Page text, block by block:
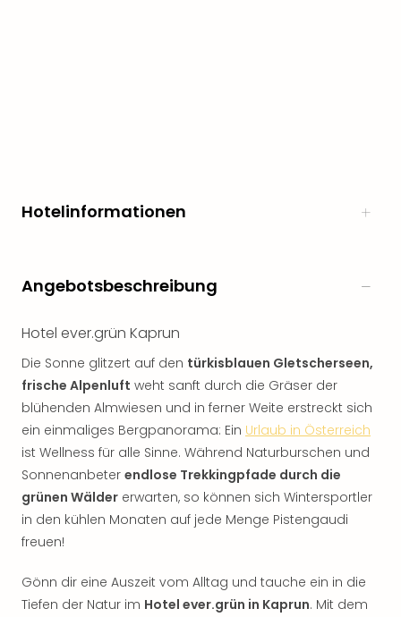
Hotelinformationen
Angebotsbeschreibung
Hotel ever.grün Kaprun
Die Sonne glitzert auf den türkisblauen Gletscherseen,
frische Alpenluft weht sanft durch die Gräser der
blühenden Almwiesen und in ferner Weite erstreckt sich
ein einmaliges Bergpanorama: Ein Urlaub in Österreich
ist Wellness für alle Sinne. Während Naturburschen und
Sonnenanbeter endlose Trekkingpfade durch die
grünen Wälder erwarten, so können sich Wintersportler
in den kühlen Monaten auf jede Menge Pistengaudi
freuen!
Gönn dir eine Auszeit vom Alltag und tauche ein in die
Tiefen der Natur im Hotel ever.grün in Kaprun. Mit dem